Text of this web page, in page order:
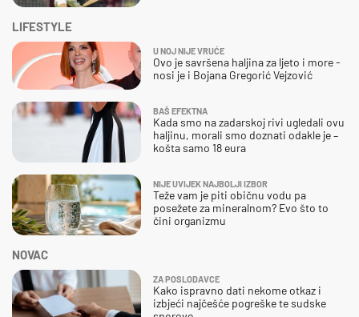
NOVAC
ZA POSLODAVCE
Kako ispravno dati nekome otkaz i
izbjeći najčešće pogreške te sudske
LIFESTYLE
U NOJ NIJE VRUĆE
Ovo je savršena haljina za ljeto i more -
nosi je i Bojana Gregorić Vejzović
BAŠ EFEKTNA
Kada smo na zadarskoj rivi ugledali ovu
haljinu, morali smo doznati odakle je –
košta samo 18 eura
NIJE UVIJEK NAJBOLJI IZBOR
Teže vam je piti običnu vodu pa
posežete za mineralnom? Evo što to
čini organizmu